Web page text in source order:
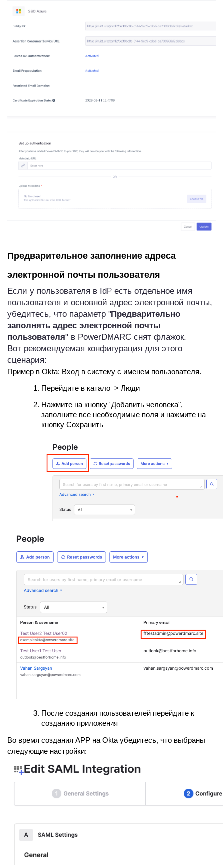
Предварительное заполнение адреса
электронной почты пользователя
Если у пользователя в IdP есть отдельное имя
пользователя и основной адрес электронной почты,
убедитесь, что параметр "Предварительно
заполнять адрес электронной почты
пользователя" в PowerDMARC снят флажок.
Вот рекомендуемая конфигурация для этого
сценария:
Пример в Okta: Вход в систему с именем пользователя.
Перейдите в каталог > Люди
Нажмите на кнопку "Добавить человека",
заполните все необходимые поля и нажмите на
кнопку Сохранить
После создания пользователей перейдите к
созданию приложения
Во время создания APP на Okta убедитесь, что выбраны
следующие настройки: